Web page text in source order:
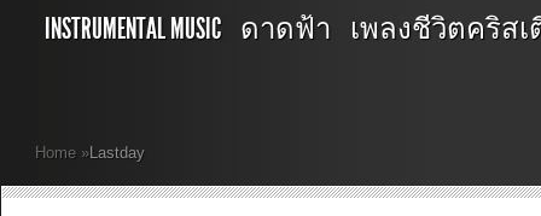
INSTRUMENTAL MUSIC ดาดฟ้า เพลงชีวิตคริสเตียน
Home »Lastday